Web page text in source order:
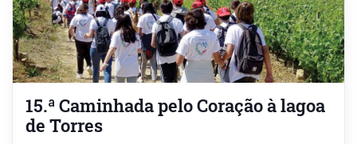
15.ª Caminhada pelo Coração à lagoa
de Torres